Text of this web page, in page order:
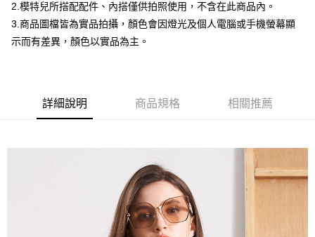
台新國際商業銀行
中國信託商業銀行
台灣樂天信用卡公司
Google Pay
全盈+PAY
【大哥付你分期使用說明】
1.本服務由台灣大哥大提供，台灣大哥大用戶可立即使用無須另外申請。
成交易。
3.實際核准額度、可分期數及費用金額請依後續交易確認頁面所載為準。
4.訂單成立30分鐘內，如未前往確認交易或遇審核未通過，訂單將自動取
消。如遇「轉專審核」未通過狀況，表示未達大哥付你分期系統評分，恕無
1.分期款項不併入電信帳單，「大哥付你分期」於每月結算日後寄送繳費提
AFTEE先享後付
AFTEE先享後付是「在收到商品之後才付款」的支付方式。 讓您購物簡單
１．簡單：不需註冊會員、不需綁卡、不需儲值。
２．便利：只要手機號碼，簡訊認證，即可結帳。
３．安心：先確認商品／服務後，再付款。
【「AFTEE先享後付」結帳流程】
每筆NT$120，滿NT$2,000(含以上)免運費
2.模特兒所搭配配件、內搭僅供拍照使用，不含在此商品內。
3.商品圖檔皆為實品拍攝，顏色會因燈光及個人電腦或手機螢幕顯
示而有差異，顏色以實品為主。
詳細說明 商品規格 相關推薦